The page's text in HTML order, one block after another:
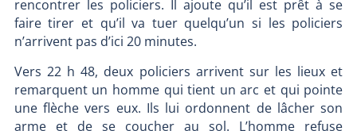
rencontrer les policiers. Il ajoute qu’il est prêt à se
faire tirer et qu’il va tuer quelqu’un si les policiers
n’arrivent pas d’ici 20 minutes.
Vers 22 h 48, deux policiers arrivent sur les lieux et
remarquent un homme qui tient un arc et qui pointe
une flèche vers eux. Ils lui ordonnent de lâcher son
arme et de se coucher au sol. L’homme refuse